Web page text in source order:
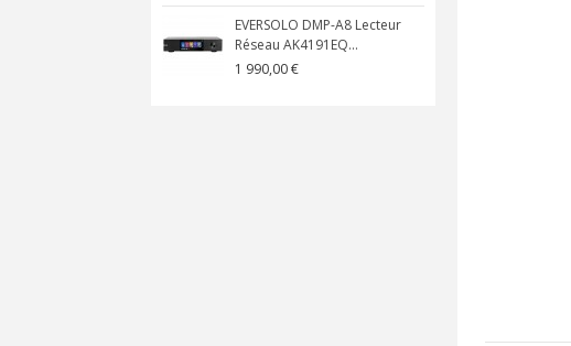
EVERSOLO DMP-A8 Lecteur
Réseau AK4191EQ...
1 990,00 €